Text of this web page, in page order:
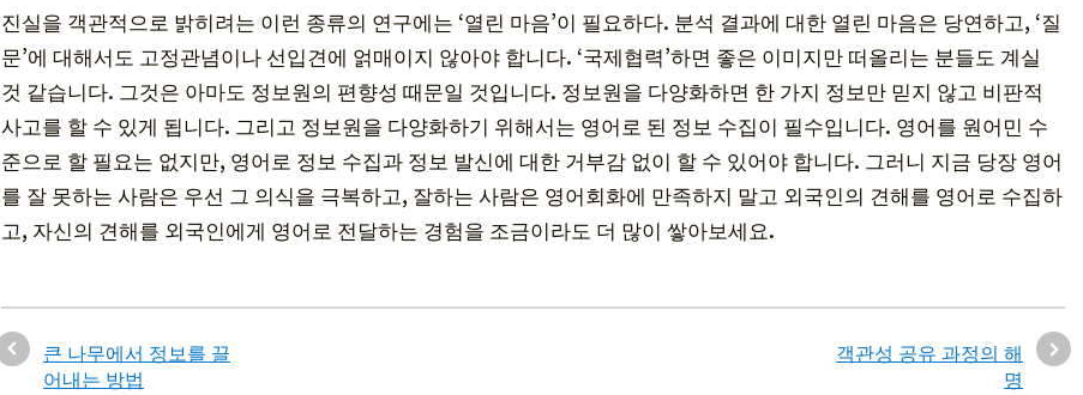
진실을 객관적으로 밝히려는 이런 종류의 연구에는 ‘열린 마음’이 필요하다. 분석 결과에 대한 열린 마음은 당연하고, ‘질
문’에 대해서도 고정관념이나 선입견에 얽매이지 않아야 합니다. ‘국제협력’하면 좋은 이미지만 떠올리는 분들도 계실
것 같습니다. 그것은 아마도 정보원의 편향성 때문일 것입니다. 정보원을 다양화하면 한 가지 정보만 믿지 않고 비판적
사고를 할 수 있게 됩니다. 그리고 정보원을 다양화하기 위해서는 영어로 된 정보 수집이 필수입니다. 영어를 원어민 수
준으로 할 필요는 없지만, 영어로 정보 수집과 정보 발신에 대한 거부감 없이 할 수 있어야 합니다. 그러니 지금 당장 영어
를 잘 못하는 사람은 우선 그 의식을 극복하고, 잘하는 사람은 영어회화에 만족하지 말고 외국인의 견해를 영어로 수집하
고, 자신의 견해를 외국인에게 영어로 전달하는 경험을 조금이라도 더 많이 쌓아보세요.
큰 나무에서 정보를 끌
어내는 방법
객관성 공유 과정의 해
명